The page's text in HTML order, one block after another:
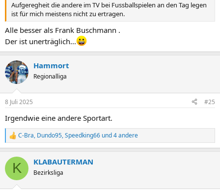
Aufgeregheit die andere im TV bei Fussballspielen an den Tag legen
ist für mich meistens nicht zu ertragen.
Alle besser als Frank Buschmann .
Der ist unerträglich...
Hammort
Regionalliga
8 Juli 2025 #25
Irgendwie eine andere Sportart.
R
e
k
i
C-Bra, Dundo95,Speedking66 und 4 andere
K KLABAUTERMAN
Bezirksliga